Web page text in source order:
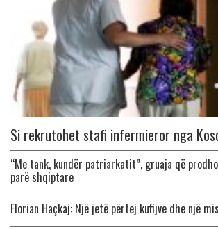
Si rekrutohet stafi infermieror nga
“Me tank, kundër patriarkatit”, gruaja që
parë shqiptare
Florian Haçkaj: Një jetë përtej kufijve dhe një